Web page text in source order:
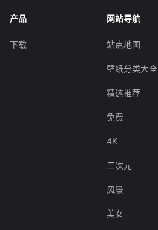
产品
下载
网站导航
站点地图
壁纸分类大全
精选推荐
免费
4K
二次元
风景
美女